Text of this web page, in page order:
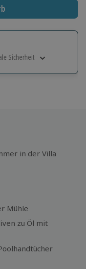
Sicherheit
in der Villa
Mühle
zu Öl mit